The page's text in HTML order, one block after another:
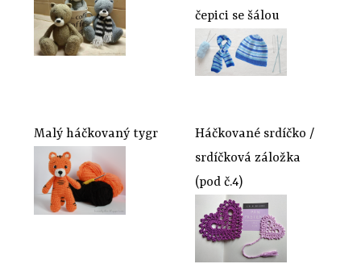
čepici se šálou
Malý háčkovaný tygr
Háčkované srdíčko /
srdíčková záložka
(pod č.4)